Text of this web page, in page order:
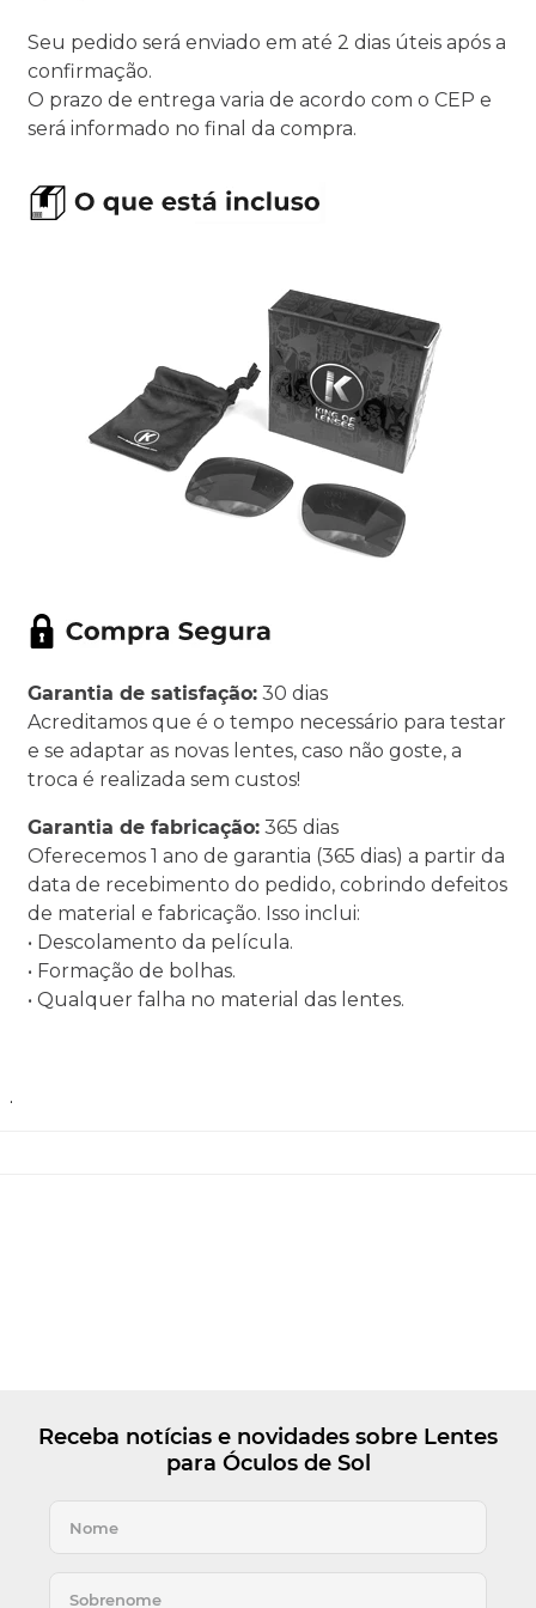
Seu pedido será enviado em até 2 dias úteis após a
confirmação.
O prazo de entrega varia de acordo com o CEP e
será informado no final da compra.
Garantia de satisfação: 30 dias
Acreditamos que é o tempo necessário para testar
e se adaptar as novas lentes, caso não goste, a
troca é realizada sem custos!
Garantia de fabricação: 365 dias
Oferecemos 1 ano de garantia (365 dias) a partir da
data de recebimento do pedido, cobrindo defeitos
de material e fabricação. Isso inclui:
• Descolamento da película.
• Formação de bolhas.
• Qualquer falha no material das lentes.
.
Receba notícias e novidades sobre Lentes
para Óculos de Sol